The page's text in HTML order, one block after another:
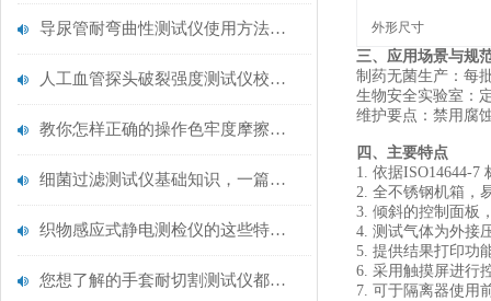
导尿管耐弯曲性测试仪使用方法与操作规范
人工血管探头破裂强度测试仪校准规范：精准赋能医疗安全的技术基准
教你怎样正确的操作色牢度摩擦测试机
细菌过滤测试仪基础知识，一篇搞定
织物感应式静电测检仪的这些特点很少有人都知道
您想了解的手套耐切割测试仪都在这里了
外形尺寸
三、应用场景与规
制药无菌生产‌：每
生物安全实验室‌：
维护要点‌：禁用腐
四、主要特点
1. 依据ISO14644-7
2. 全不锈钢机箱，
3. 倾斜的控制面板
4. 测试气体为外接
5. 提供结果打印功
6. 采用触摸屏进行
7. 可于隔离器使用